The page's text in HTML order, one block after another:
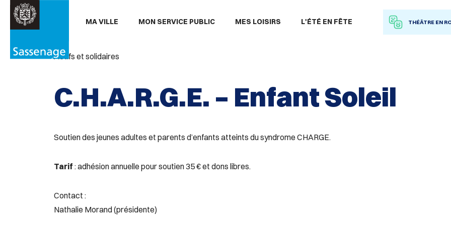
MA VILLE MON SERVICE PUBLIC MES LOISIRS L'ÉTÉ EN FÊTE THÉÂTRE EN
PARTAGER
Partager
Facebook
Actifs et solidaires
C.H.A.R.G.E. – Enfant Soleil
Soutien des jeunes adultes et parents d’enfants atteints du syndrome CHARGE.
Tarif : adhésion annuelle pour soutien 35 € et dons libres.
Contact :
Nathalie Morand (présidente)